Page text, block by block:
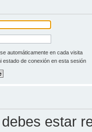
automáticamente en cada visita
estado de conexión en esta sesión
estar